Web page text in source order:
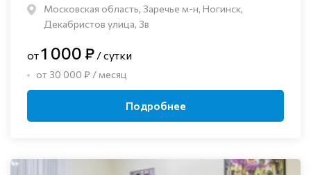
Московская область, Заречье м-н, Ногинск, ​
Декабристов улица, 3в
от1 000 ₽ / сутки
от 30 000 ₽ / месяц
Подробнее